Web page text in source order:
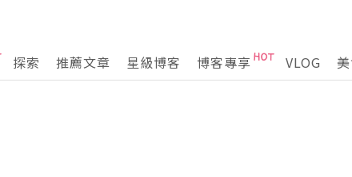
探索 推薦文章 星級博客 博客專享 VLOG